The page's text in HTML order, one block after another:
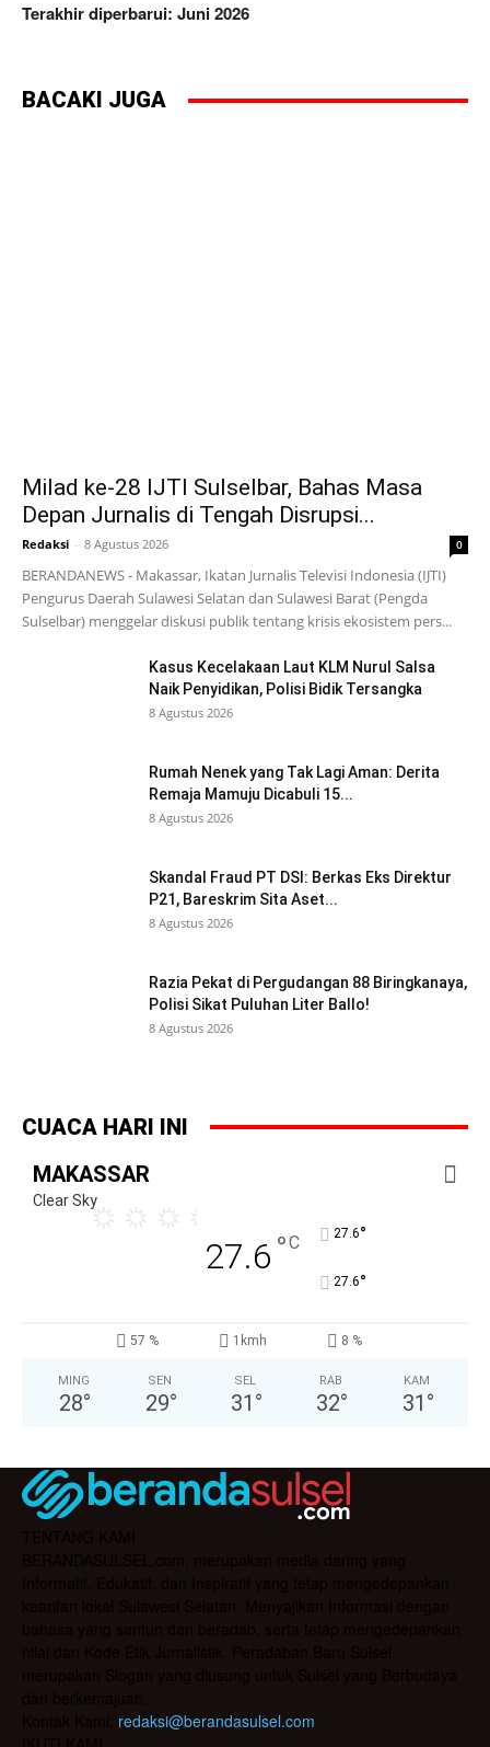
Terakhir diperbarui: Juni 2026
BACAKI JUGA
Milad ke-28 IJTI Sulselbar, Bahas Masa
Depan Jurnalis di Tengah Disrupsi...
Redaksi - 8 Agustus 2026 0
BERANDANEWS - Makassar, Ikatan Jurnalis Televisi Indonesia (IJTI)
Pengurus Daerah Sulawesi Selatan dan Sulawesi Barat (Pengda
Sulselbar) menggelar diskusi publik tentang krisis ekosistem pers...
Kasus Kecelakaan Laut KLM Nurul Salsa
Naik Penyidikan, Polisi Bidik Tersangka
8 Agustus 2026
Rumah Nenek yang Tak Lagi Aman: Derita
Remaja Mamuju Dicabuli 15...
8 Agustus 2026
Skandal Fraud PT DSI: Berkas Eks Direktur
P21, Bareskrim Sita Aset...
8 Agustus 2026
Razia Pekat di Pergudangan 88 Biringkanaya,
Polisi Sikat Puluhan Liter Ballo!
8 Agustus 2026
CUACA HARI INI
MAKASSAR
Clear Sky
27.6 °C 27.6°
27.6°
57 % 1kmh 8 %
MING
28°
SEN
29°
SEL
31 °
RAB
32°
KAM
31 °
redaksi@berandasulsel.com